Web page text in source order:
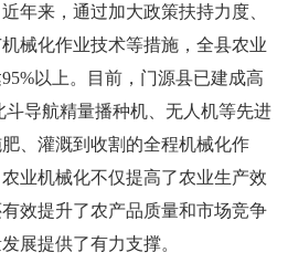
年来，通过加大政策扶持力度、
械化作业技术等措施，全县农业
以上。目前，门源县已建成高
斗导航精量播种机、无人机等先进
、灌溉到收割的全程机械化作
业机械化不仅提高了农业生产效
效提升了农产品质量和市场竞争
展提供了有力支撑。